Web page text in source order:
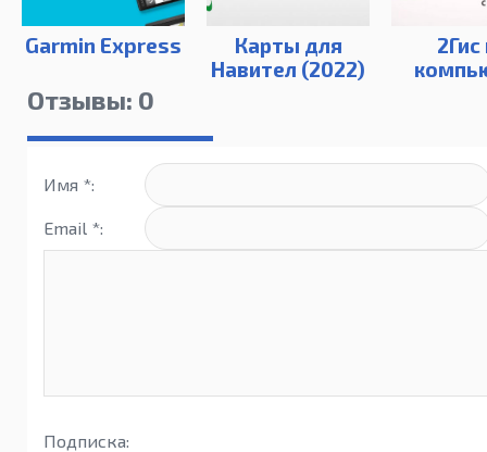
Garmin Express
Карты для
Навител (2022)
2Гис
Отзывы: 0
Имя *:
Email *:
Подписка: